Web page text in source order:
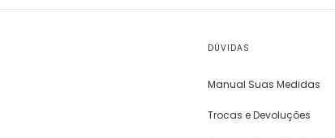
DÚVIDAS
Manual Suas Medidas
Trocas e Devoluções